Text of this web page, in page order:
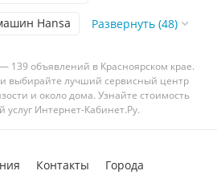
Hansa Развернуть (48)
объявлений в Красноярском крае.
выбирайте лучший сервисный центр
и около дома. Узнайте стоимость
Интернет-Кабинет.Ру.
Контакты Города